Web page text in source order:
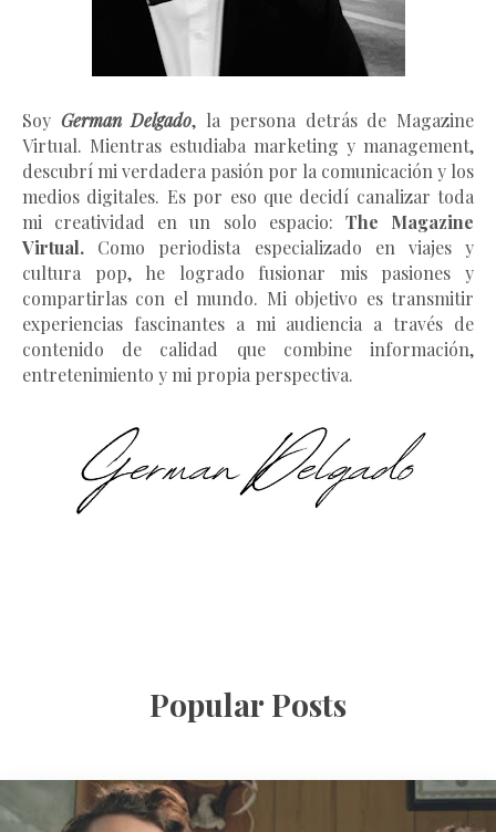
Soy German Delgado, la persona detrás de Magazine
Virtual. Mientras estudiaba marketing y management,
descubrí mi verdadera pasión por la comunicación y los
medios digitales. Es por eso que decidí canalizar toda
mi creatividad en un solo espacio: The Magazine
Virtual. Como periodista especializado en viajes y
cultura pop, he logrado fusionar mis pasiones y
compartirlas con el mundo. Mi objetivo es transmitir
experiencias fascinantes a mi audiencia a través de
contenido de calidad que combine información,
entretenimiento y mi propia perspectiva.
Popular Posts